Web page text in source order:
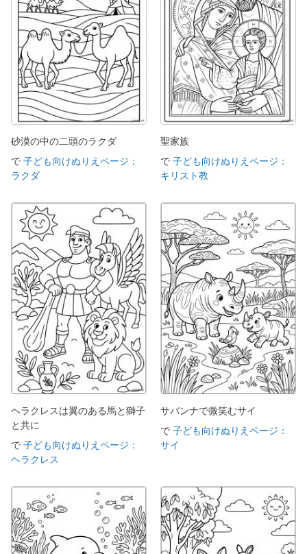
砂漠の中の二頭のラクダ
で 子ども向けぬりえページ：
ラクダ
聖家族
で 子ども向けぬりえページ：
キリスト教
ヘラクレスは翼のある馬と獅子
と共に
で 子ども向けぬりえページ：
ヘラクレス
サバンナで微笑むサイ
で 子ども向けぬりえページ：
サイ